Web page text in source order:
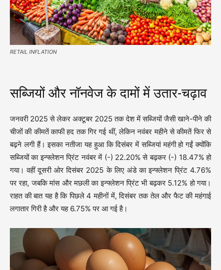
RETAIL INFLATION
सब्जियों और नॉनवेज के दामों में उतार-चढ़ाव
जनवरी 2025 से लेकर अक्टूबर 2025 तक देश में सब्जियों जैसी खाने-पीने की
चीजों की कीमतें काफी हद तक गिर गई थीं, लेकिन नवंबर महीने से कीमतें फिर से
बढ़ने लगी हैं। इसका नतीजा यह हुआ कि दिसंबर में सब्जियां महंगी हो गईं क्योंकि
सब्जियों का इन्फ्लेशन प्रिंट नवंबर में (-) 22.20% से बढ़कर (-) 18.47% हो
गया। वहीं दूसरी ओर दिसंबर 2025 के लिए अंडे का इन्फ्लेशन प्रिंट 4.76%
पर रहा, जबकि मांस और मछली का इन्फ्लेशन प्रिंट भी बढ़कर 5.12% हो गया।
राहत की बात यह है कि पिछले 4 महीनों में, दिसंबर तक तेल और फैट की महंगाई
लगातार गिरी है और यह 6.75% पर आ गई है।